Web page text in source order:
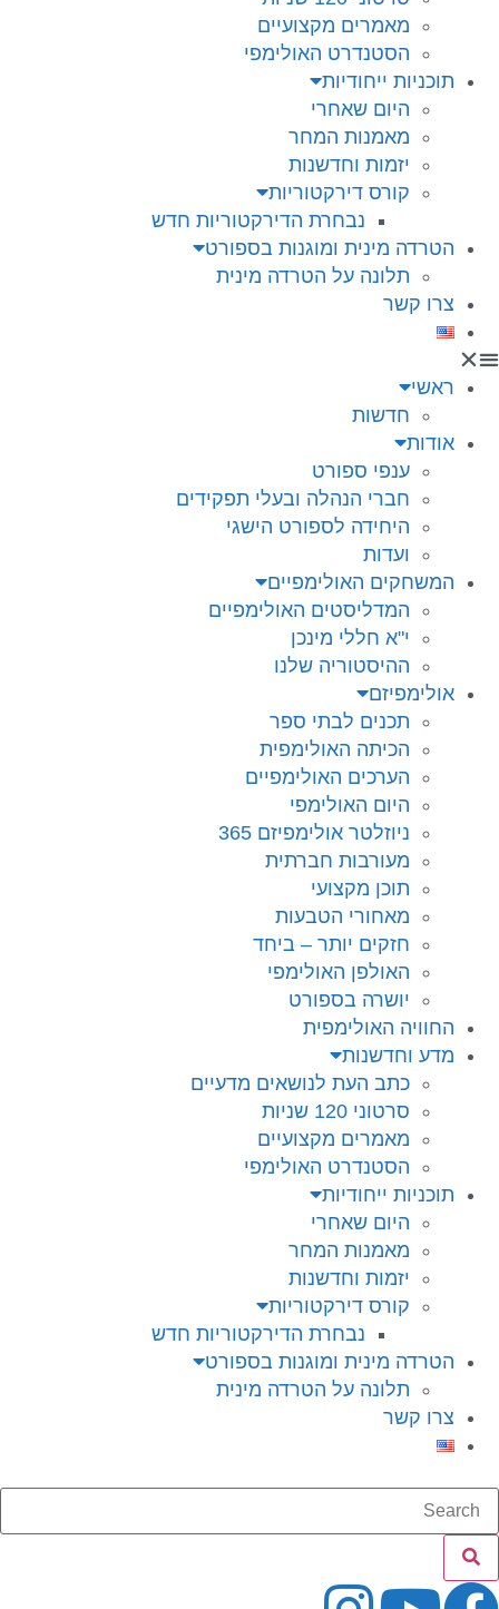
מאמרים מקצועיים
הסטנדרט האולימפי
תוכניות ייחודיות
היום שאחרי
מאמנות המחר
יזמות וחדשנות
קורס דירקטוריות
נבחרת הדירקטוריות חדש
הטרדה מינית ומוגנות בספורט
תלונה על הטרדה מינית
צרו קשר
ראשי
חדשות
אודות
ענפי ספורט
חברי הנהלה ובעלי תפקידים
היחידה לספורט הישגי
ועדות
המשחקים האולימפיים
המדליסטים האולימפיים
י"א חללי מינכן
ההיסטוריה שלנו
אולימפיזם
תכנים לבתי ספר
הכיתה האולימפית
הערכים האולימפיים
היום האולימפי
ניוזלטר אולימפיזם 365
מעורבות חברתית
תוכן מקצועי
מאחורי הטבעות
חזקים יותר – ביחד
האולפן האולימפי
יושרה בספורט
החוויה האולימפית
מדע וחדשנות
כתב העת לנושאים מדעיים
סרטוני 120 שניות
מאמרים מקצועיים
הסטנדרט האולימפי
תוכניות ייחודיות
היום שאחרי
מאמנות המחר
יזמות וחדשנות
קורס דירקטוריות
נבחרת הדירקטוריות חדש
הטרדה מינית ומוגנות בספורט
תלונה על הטרדה מינית
צרו קשר